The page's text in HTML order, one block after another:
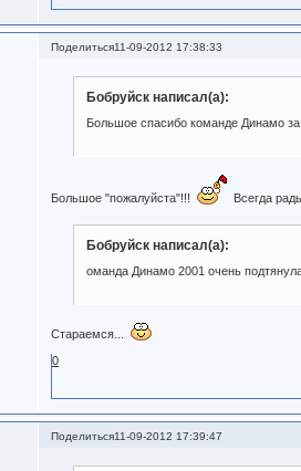
Поделиться11-09-2012 17:38:33
Бобруйск написал(а):
Большое спасибо команде Динамо
Большое "пожалуйста"!!! Всегда
Бобруйск написал(а):
оманда Динамо 2001 очень
Стараемся...
0
Поделиться11-09-2012 17:39:47